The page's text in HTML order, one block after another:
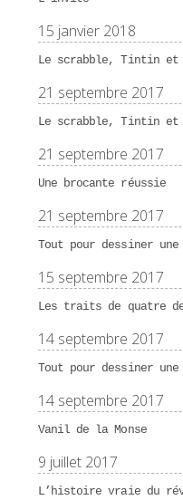
15 janvier 2018
Le scrabble, Tintin et
21 septembre 2017
Le scrabble, Tintin et
21 septembre 2017
Une brocante réussie
21 septembre 2017
Tout pour dessiner
15 septembre 2017
Les traits de quatre
14 septembre 2017
Tout pour dessiner
14 septembre 2017
Vanil de la Monse
9 juillet 2017
L’histoire vraie du